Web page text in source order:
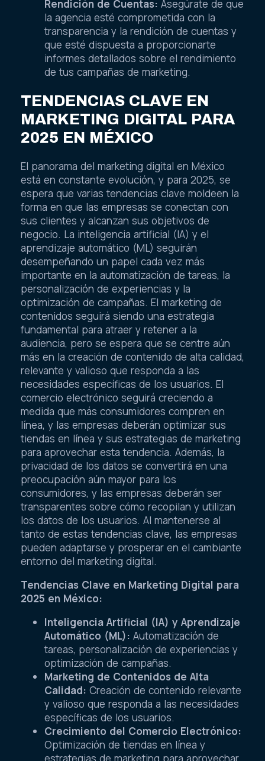
Rendición de Cuentas: Asegúrate de que
la agencia esté comprometida con la
transparencia y la rendición de cuentas y
que esté dispuesta a proporcionarte
informes detallados sobre el rendimiento
de tus campañas de marketing.
TENDENCIAS CLAVE EN
MARKETING DIGITAL PARA
2025 EN MÉXICO
El panorama del marketing digital en México
está en constante evolución, y para 2025, se
espera que varias tendencias clave moldeen la
forma en que las empresas se conectan con
sus clientes y alcanzan sus objetivos de
negocio. La inteligencia artificial (IA) y el
aprendizaje automático (ML) seguirán
desempeñando un papel cada vez más
importante en la automatización de tareas, la
personalización de experiencias y la
optimización de campañas. El marketing de
contenidos seguirá siendo una estrategia
fundamental para atraer y retener a la
audiencia, pero se espera que se centre aún
más en la creación de contenido de alta calidad,
relevante y valioso que responda a las
necesidades específicas de los usuarios. El
comercio electrónico seguirá creciendo a
medida que más consumidores compren en
línea, y las empresas deberán optimizar sus
tiendas en línea y sus estrategias de marketing
para aprovechar esta tendencia. Además, la
privacidad de los datos se convertirá en una
preocupación aún mayor para los
consumidores, y las empresas deberán ser
transparentes sobre cómo recopilan y utilizan
los datos de los usuarios. Al mantenerse al
tanto de estas tendencias clave, las empresas
pueden adaptarse y prosperar en el cambiante
entorno del marketing digital.
Tendencias Clave en Marketing Digital para
2025 en México:
Inteligencia Artificial (IA) y Aprendizaje
Automático (ML): Automatización de
tareas, personalización de experiencias y
optimización de campañas.
Marketing de Contenidos de Alta
Calidad: Creación de contenido relevante
y valioso que responda a las necesidades
específicas de los usuarios.
Crecimiento del Comercio Electrónico:
Optimización de tiendas en línea y